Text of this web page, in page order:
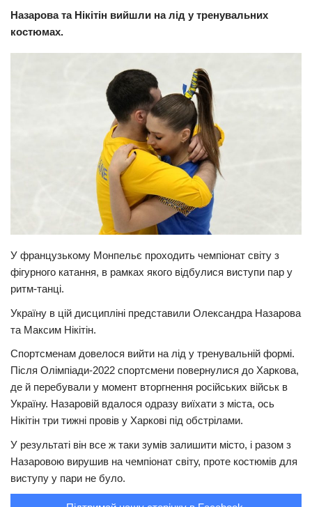
Одеса
Історії
Рецепти
Події
Кримінал
Трагедії
Курйози
Суспільство
Культура
Шоу-біз
Назарова та Нікітін вийшли на лід у тренувальних
костюмах.
У французькому Монпельє проходить чемпіонат світу з
фігурного катання, в рамках якого відбулися виступи пар у
ритм-танці.
Україну в цій дисципліні представили Олександра Назарова
та Максим Нікітін.
Cпортсменам довелося вийти на лід у тренувальній формі.
Після Олімпіади-2022 спортсмени повернулися до Харкова,
де й перебували у момент вторгнення російських військ в
Україну. Назаровій вдалося одразу виїхати з міста, ось
Нікітін три тижні провів у Харкові під обстрілами.
У результаті він все ж таки зумів залишити місто, і разом з
Назаровою вирушив на чемпіонат світу, проте костюмів для
виступу у пари не було.